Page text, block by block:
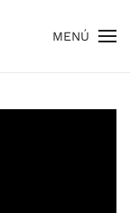
MENÚ